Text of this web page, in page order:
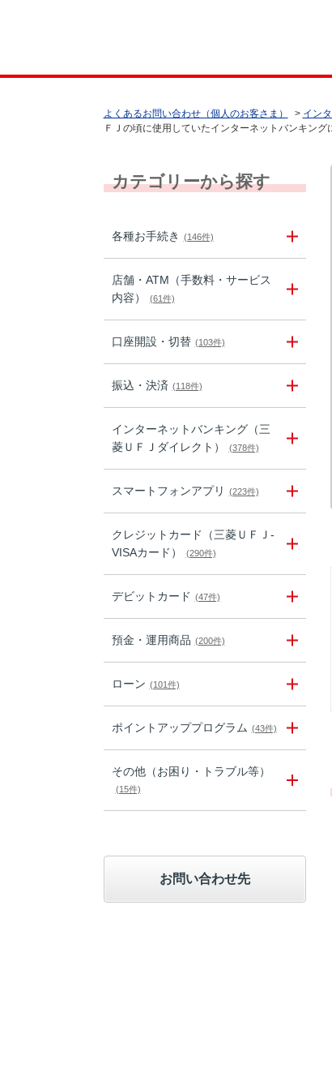
よくあるお問い合わせ（個人のお客さま） > イン
ＦＪの頃に使用していたインターネットバンキング
カテゴリーから探す
各種お手続き (146件)
店舗・ATM（手数料・サービス
内容）
(61件)
口座開設・切替 (103件)
振込・決済 (118件)
インターネットバンキング（三
菱ＵＦＪダイレクト）
(378件)
スマートフォンアプリ (223件)
クレジットカード（三菱ＵＦＪ-
VISAカード）
(290件)
デビットカード (47件)
預金・運用商品 (200件)
ローン (101件)
ポイントアッププログラム (43件)
その他（お困り・トラブル等）
(15件)
お問い合わせ先